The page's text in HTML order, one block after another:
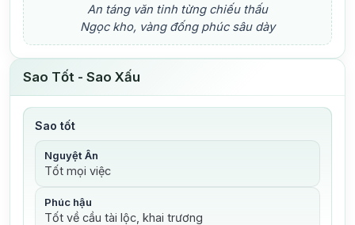
An táng văn tinh từng chiếu thấu
Ngọc kho, vàng đống phúc sâu dày
Sao Tốt - Sao Xấu
Sao tốt
Nguyệt Ân
Tốt mọi việc
Phúc hậu
Tốt về cầu tài lộc, khai trương